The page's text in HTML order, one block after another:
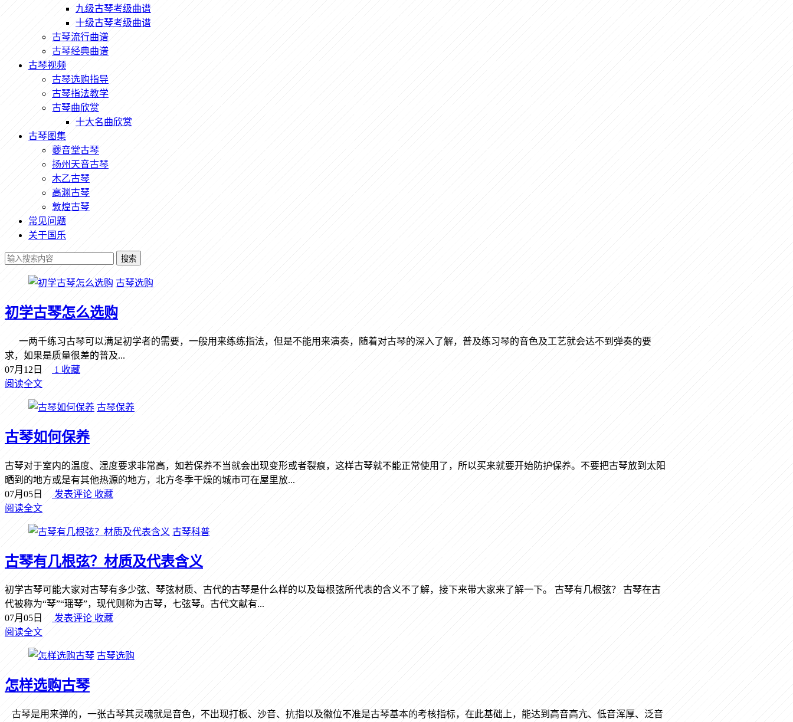
九级古琴考级曲谱
十级古琴考级曲谱
古琴流行曲谱
古琴经典曲谱
古琴视频
古琴选购指导
古琴指法教学
古琴曲欣赏
十大名曲欣赏
古琴图集
夔音堂古琴
扬州天音古琴
木乙古琴
高渊古琴
敦煌古琴
常见问题
关于国乐
搜索
古琴选购
初学古琴怎么选购
一两千练习古琴可以满足初学者的需要，一般用来练练指法，但是不能用来演奏，随着对古琴的深入了解，普及练习琴的音色及工艺就会达不到弹奏的要
求，如果是质量很差的普及...
07月12日
1 收藏
阅读全文
古琴保养
古琴如何保养
古琴对于室内的温度、湿度要求非常高，如若保养不当就会出现变形或者裂痕，这样古琴就不能正常使用了，所以买来就要开始防护保养。不要把古琴放到太阳
晒到的地方或是有其他热源的地方，北方冬季干燥的城市可在屋里放...
07月05日
发表评论 收藏
阅读全文
古琴科普
古琴有几根弦？材质及代表含义
初学古琴可能大家对古琴有多少弦、琴弦材质、古代的古琴是什么样的以及每根弦所代表的含义不了解，接下来带大家来了解一下。 古琴有几根弦？ 古琴在古
代被称为“琴”“瑶琴”，现代则称为古琴，七弦琴。古代文献有...
07月05日
发表评论 收藏
阅读全文
古琴选购
怎样选购古琴
古琴是用来弹的，一张古琴其灵魂就是音色，不出现打板、沙音、抗指以及徽位不准是古琴基本的考核指标，在此基础上，能达到高音高亢、低音浑厚、泛音